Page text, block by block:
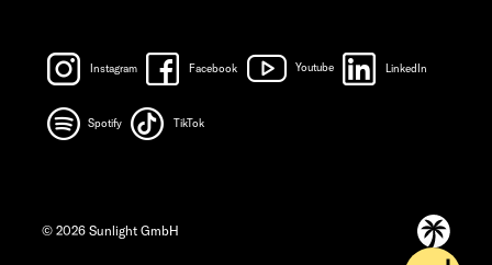
Instagram Facebook Youtube LinkedIn
Spotify TikTok
© 2026 Sunlight GmbH